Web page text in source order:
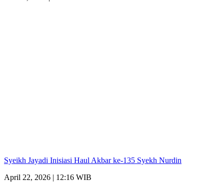
Syeikh Jayadi Inisiasi Haul Akbar ke-135 Syekh Nurdin
April 22, 2026 | 12:16 WIB